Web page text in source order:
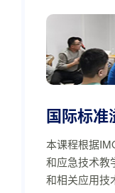
国际标准
本课程根据
和应急技术教
和相关应用技